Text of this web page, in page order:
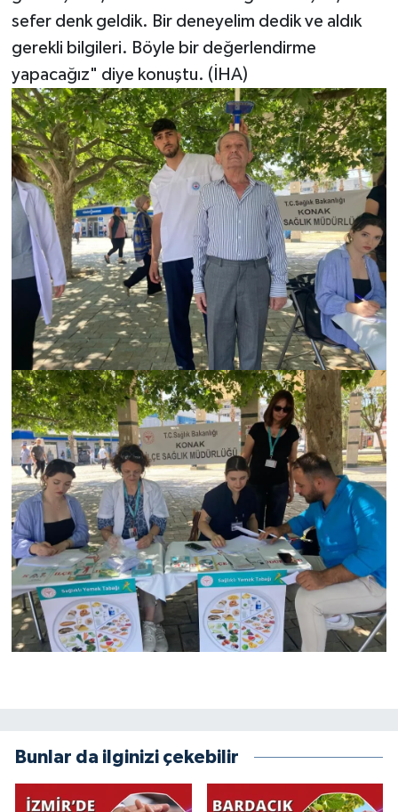
sefer denk geldik. Bir deneyelim dedik ve aldık
gerekli bilgileri. Böyle bir değerlendirme
yapacağız" diye konuştu. (İHA)
Bunlar da ilginizi çekebilir